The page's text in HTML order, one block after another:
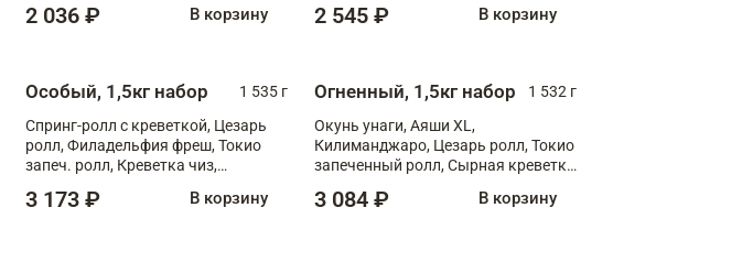
2 036 ₽ В корзину
XL, запеч. ролл Крабик Хот
2 545 ₽ В корзину
Особый, 1,5кг набор
1 535 г
Спринг-ролл с креветкой, Цезарь
ролл, Филадельфия фреш, Токио
запеч. ролл, Креветка чиз,
Флорида
3 173 ₽ В корзину
Огненный, 1,5кг набор
1 532 г
Окунь унаги, Аяши XL,
Килиманджаро, Цезарь ролл, Токио
запеченный ролл, Сырная креветка
3 084 ₽ В корзину